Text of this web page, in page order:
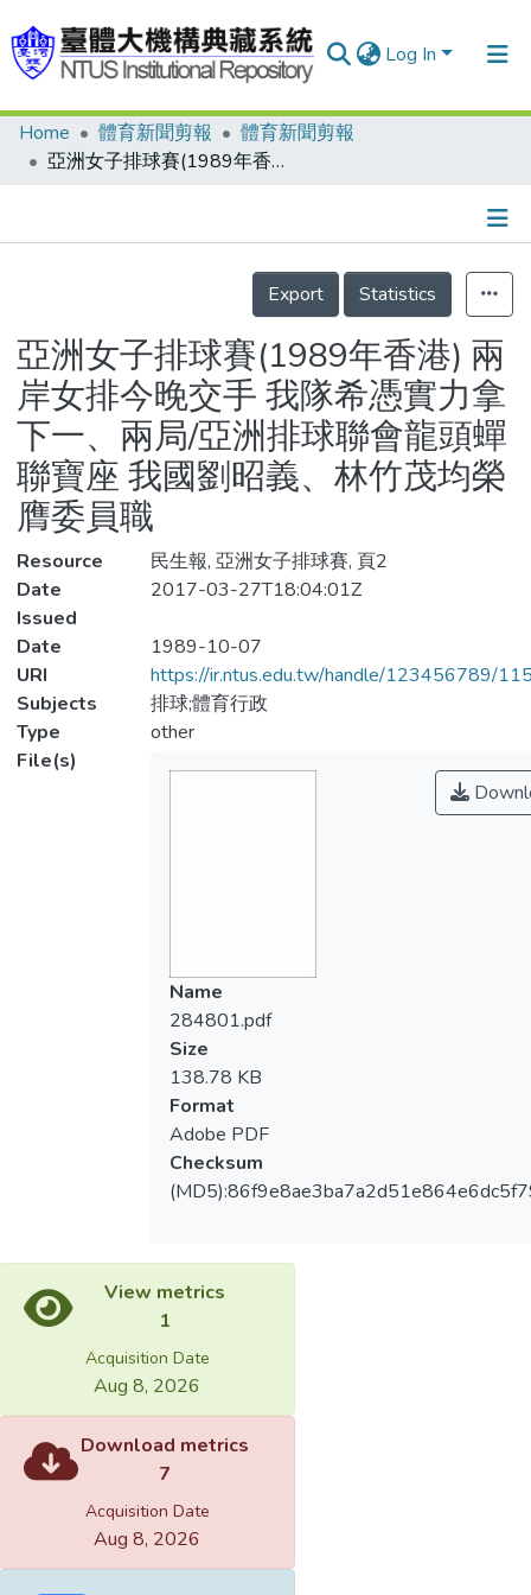
Log In
Communities & Collections
Statistics
Home 體育新聞剪報
體育新聞剪報
亞洲女子排球賽(1989年香港) 兩岸女排今晚交手 我隊希憑實力拿下一、兩局/亞洲排球聯會龍頭蟬聯寶座 我國劉昭義、林竹茂均榮膺委員職
Details
Export
Statistics
亞洲女子排球賽(1989年香港) 兩
岸女排今晚交手 我隊希憑實力拿
下一、兩局/亞洲排球聯會龍頭蟬
聯寶座 我國劉昭義、林竹茂均榮
膺委員職
Resource
民生報, 亞洲女子排球賽, 頁2
Date
Issued
2017-03-27T18:04:01Z
Date
1989-10-07
URI
https://ir.ntus.edu.tw/handle/123456789/
Subjects
排球;體育行政
Type
other
File(s)
Name
284801.pdf
Size
138.78 KB
Format
Adobe PDF
Checksum
View metrics
1
Acquisition Date
Aug 8, 2026
Download metrics
7
Acquisition Date
Aug 8, 2026